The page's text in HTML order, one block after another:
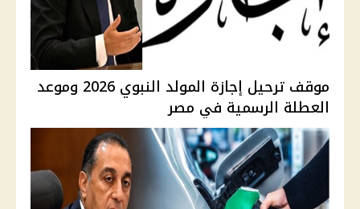
موقف ترحيل إجازة المولد النبوي 2026 وموعد
العطلة الرسمية في مصر